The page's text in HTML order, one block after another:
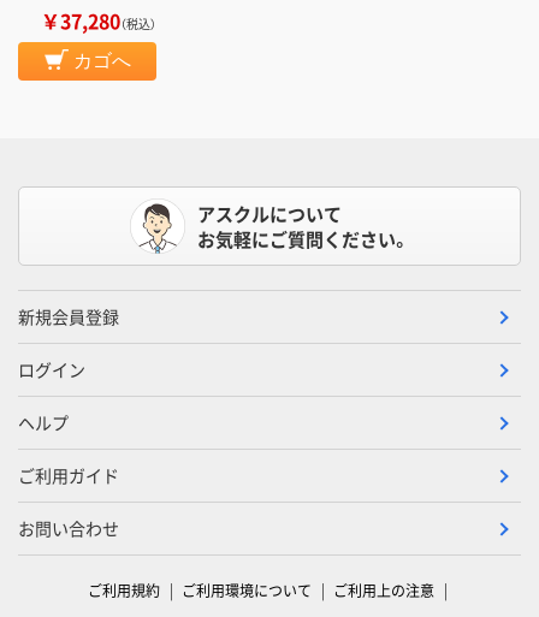
￥37,280（税込）
カゴへ
アスクルについて
お気軽にご質問ください。
新規会員登録
ログイン
ヘルプ
ご利用ガイド
お問い合わせ
ご利用規約 ご利用環境について
ご利用上の注意